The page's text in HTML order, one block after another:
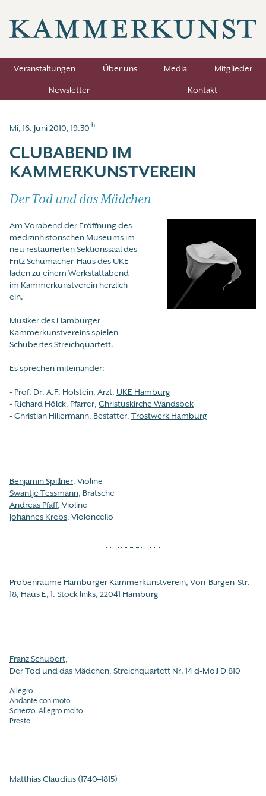
Veranstaltungen Über uns Media
Mitglieder
Newsletter
Kontakt
Mi, 16. Juni 2010, 19.30 h
CLUBABEND IM
KAMMERKUNSTVEREIN
Der Tod und das Mädchen
Am Vorabend der Eröffnung des
medizinhistorischen Museums im
neu restaurierten Sektionssaal des
Fritz Schumacher-Haus des UKE
laden zu einem Werkstattabend
im Kammerkunstverein herzlich
ein.
Musiker des Hamburger
Kammerkunstvereins spielen
Schubertes Streichquartett.
Es sprechen miteinander:
- Prof. Dr. A.F. Holstein, Arzt, UKE Hamburg
- Richard Hölck, Pfarrer, Christuskirche Wandsbek
- Christian Hillermann, Bestatter, Trostwerk Hamburg
Benjamin Spillner, Violine
Swantje Tessmann, Bratsche
Andreas Pfaff, Violine
Johannes Krebs, Violoncello
Probenräume Hamburger Kammerkunstverein, Von-Bargen-Str.
18, Haus E, 1. Stock links, 22041 Hamburg
Franz Schubert,
Der Tod und das Mädchen, Streichquartett Nr. 14 d-Moll D 810
Allegro
Andante con moto
Scherzo. Allegro molto
Presto
Matthias Claudius (1740–1815)